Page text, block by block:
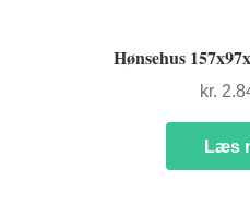
Hønsehus
kr.
Læs